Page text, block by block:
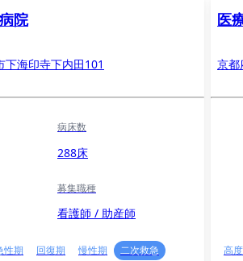
院
下海印寺下内田101
病床数
288床
募集職種
看護師 / 助産師
性期 回復期 慢性期
二次救急
医
京都
高